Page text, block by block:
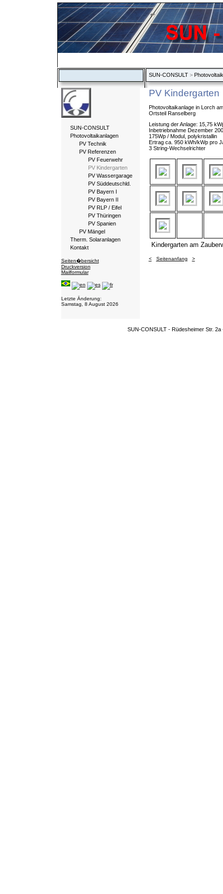
SUN-CONSULT>
SUN-CONSULT
Photovoltaikanlagen
PV Technik
PV Referenzen
PV Feuerwehr
PV Kindergarten
PV Wassergarage
PV Süddeutschld.
PV Bayern I
PV Bayern II
PV RLP / Eifel
PV Thüringen
PV Spanien
PV Mängel
Therm. Solaranlagen
Kontakt
Seiten�bersicht
Druckversion
Mailformular
Letzte Änderung:
Samstag, 8 August 2026
PV Kindergarten
Photovoltaikanlage in Lorch
Ortsteil Ranselberg
Leistung der Anlage: 15,75
Inbetriebnahme Dezember
175Wp / Modul, polykristallin
Ertrag ca. 950 kWh/kWp pro
3 String-Wechselrichter
Kindergarten am
< Seitenanfang >
SUN-CONSULT - Rüdesheimer Str.